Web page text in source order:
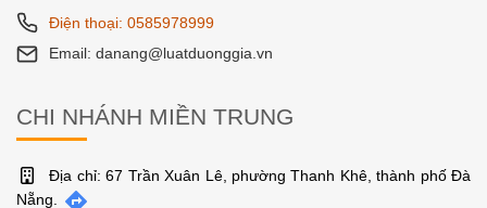
Điện thoại: 0585978999
Email: danang@luatduonggia.vn
CHI NHÁNH MIỀN TRUNG
Địa chỉ: 67 Trần Xuân Lê, phường Thanh Khê, thành phố Đà
Nẵng.